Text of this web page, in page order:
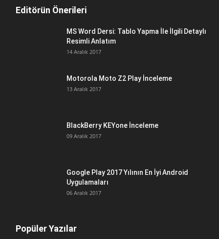
Editörün Önerileri
MS Word Dersi: Tablo Yapma İle İlgili Detaylı
Resimli Anlatım
14 Aralık 2017
Motorola Moto Z2 Play İnceleme
13 Aralık 2017
BlackBerry KEYone İnceleme
09 Aralık 2017
Google Play 2017 Yılının En İyi Android
Uygulamaları
06 Aralık 2017
Popüler Yazılar